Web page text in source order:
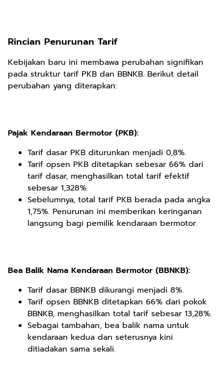
Rincian Penurunan Tarif
Kebijakan baru ini membawa perubahan signifikan
pada struktur tarif PKB dan BBNKB. Berikut detail
perubahan yang diterapkan:
Pajak Kendaraan Bermotor (PKB):
Tarif dasar PKB diturunkan menjadi 0,8%.
Tarif opsen PKB ditetapkan sebesar 66% dari
tarif dasar, menghasilkan total tarif efektif
sebesar 1,328%.
Sebelumnya, total tarif PKB berada pada angka
1,75%. Penurunan ini memberikan keringanan
langsung bagi pemilik kendaraan bermotor.
Bea Balik Nama Kendaraan Bermotor (BBNKB):
Tarif dasar BBNKB dikurangi menjadi 8%.
Tarif opsen BBNKB ditetapkan 66% dari pokok
BBNKB, menghasilkan total tarif sebesar 13,28%.
Sebagai tambahan, bea balik nama untuk
kendaraan kedua dan seterusnya kini
ditiadakan sama sekali.